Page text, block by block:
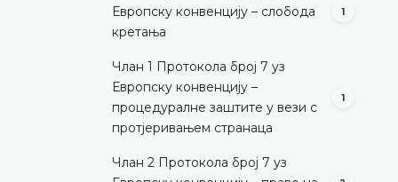
Европску конвенцију – слобода
кретања
1
Члан 1 Протокола број 7 уз
Европску конвенцију –
процедуралне заштите у вези с
протјеривањем странаца
1
Члан 2 Протокола број 7 уз